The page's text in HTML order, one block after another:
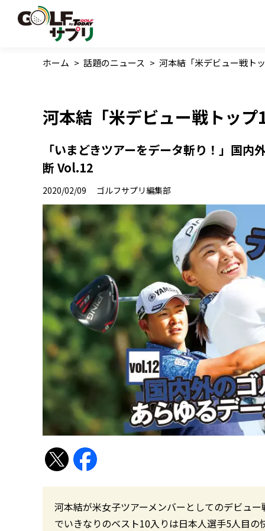
ホーム > 話題のニュース > 河本結「米デビュー戦ト
河本結「米デビュー戦トッ
「いまどきツアーをデータ斬り！」国
断 Vol.12
2020/02/09 ゴルフサプリ編集部
河本結が米女子ツアーメンバーとしてのデビュ
でいきなりのベスト10入りは日本人選手5人目